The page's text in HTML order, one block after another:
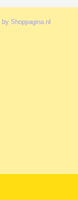
Shoppagina.nl